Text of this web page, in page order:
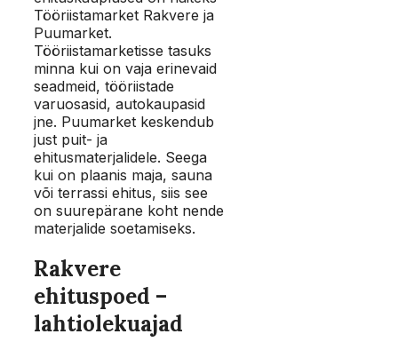
Tööriistamarket Rakvere ja
Puumarket.
Tööriistamarketisse tasuks
minna kui on vaja erinevaid
seadmeid, tööriistade
varuosasid, autokaupasid
jne. Puumarket keskendub
just puit- ja
ehitusmaterjalidele. Seega
kui on plaanis maja, sauna
või terrassi ehitus, siis see
on suurepärane koht nende
materjalide soetamiseks.
Rakvere
ehituspoed –
lahtiolekuajad